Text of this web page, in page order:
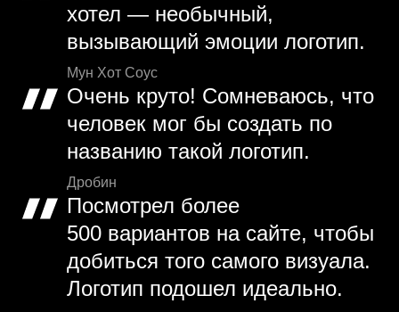
хотел — необычный,
вызывающий эмоции логотип.
Мун Хот Соус
Очень круто! Сомневаюсь, что
человек мог бы создать по
названию такой логотип.
Дробин
Посмотрел более
500 вариантов на сайте, чтобы
добиться того самого визуала.
Логотип подошел идеально.